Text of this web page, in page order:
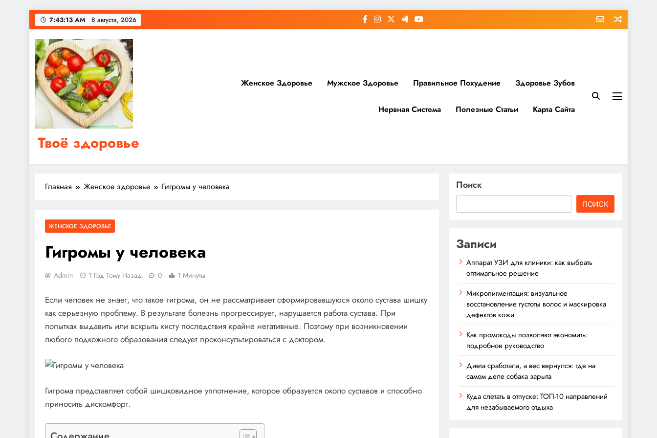
Перейти
к
содержимому
7:43:14 AM 8 августа, 2026
Твоё здоровье
Сайт о правильном питании, женском и мужском здоровье
Женское Здоровье Мужское Здоровье Правильное Похудение Здоровье Зубов
Нервная Система Полезные Статьи Карта Сайта
Главная Женское здоровье Гигромы у человека
ЖЕНСКОЕ ЗДОРОВЬЕ
Гигромы у человека
Admin 1 Год Тому Назад 0 1 Минуты
Если человек не знает, что такое гигрома, он не рассматривает сформировавшуюся около сустава шишку
как серьезную проблему. В результате болезнь прогрессирует, нарушается работа сустава. При
попытках выдавить или вскрыть кисту последствия крайне негативные. Поэтому при возникновении
любого подкожного образования следует проконсультироваться с доктором.
Гигрома представляет собой шишковидное уплотнение, которое образуется около суставов и способно
приносить дискомфорт.
Поиск
ПОИСК
Записи
Аппарат УЗИ для клиники: как выбрать
оптимальное решение
Микропигментация: визуальное
восстановление густоты волос и маскировка
дефектов кожи
Как промокоды позволяют экономить:
подробное руководство
Диета сработала, а вес вернулся: где на
самом деле собака зарыта
Куда слетать в отпуске: ТОП-10 направлений
для незабываемого отдыха